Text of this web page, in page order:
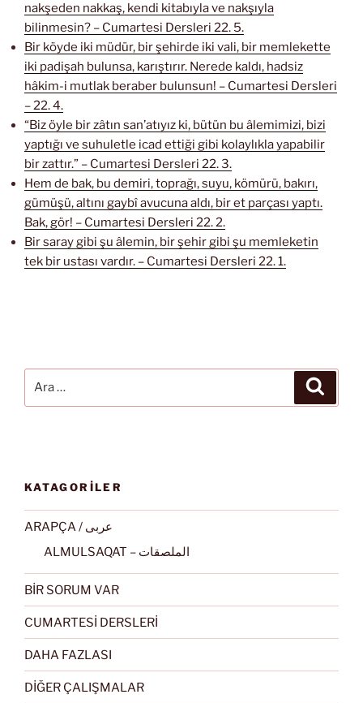
nakşeden nakkaş, kendi kitabıyla ve nakşıyla
bilinmesin? – Cumartesi Dersleri 22. 5.
Bir köyde iki müdür, bir şehirde iki vali, bir memlekette
iki padişah bulunsa, karıştırır. Nerede kaldı, hadsiz
hâkim-i mutlak beraber bulunsun! – Cumartesi Dersleri
– 22. 4.
“Biz öyle bir zâtın san’atıyız ki, bütün bu âlemimizi, bizi
yaptığı ve suhuletle icad ettiği gibi kolaylıkla yapabilir
bir zattır.” – Cumartesi Dersleri 22. 3.
Hem de bak, bu demiri, toprağı, suyu, kömürü, bakırı,
gümüşü, altını gaybî avucuna aldı, bir et parçası yaptı.
Bak, gör! – Cumartesi Dersleri 22. 2.
Bir saray gibi şu âlemin, bir şehir gibi şu memleketin
tek bir ustası vardır. – Cumartesi Dersleri 22. 1.
KATAGORİLER
ARAPÇA / عربى
ALMULSAQAT – الملصقات
BİR SORUM VAR
CUMARTESİ DERSLERİ
DAHA FAZLASI
DİĞER ÇALIŞMALAR